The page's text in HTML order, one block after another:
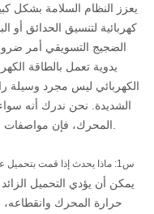
يعزز النظام السلامة بشكل
كهربائية لتنسيق الحدائق أو
الضجيج التسويقي أمر
يدوية تعمل بالطاقة
الكهربائي ليس مجرد وسيلة
الشديدة. نحن ندرك أنه
س1: ماذا يحدث إذا قمت بتحميل عربة كهربائية بشكل زائد على منحدر شديد الانحدار؟
يمكن أن يؤدي التحميل
حرارة المحرك